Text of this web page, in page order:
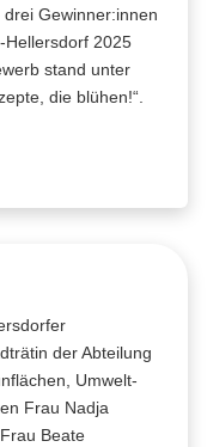
Gewinner:innen
Hellersdorf 2025
stand unter
die blühen!“.
der Abteilung
Umwelt-
Frau Nadja
Beate